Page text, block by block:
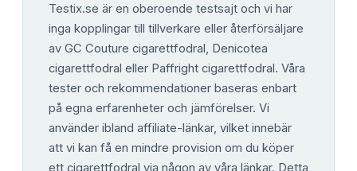
Testix.se är en oberoende testsajt och vi har
inga kopplingar till tillverkare eller återförsäljare
av GC Couture cigarettfodral, Denicotea
cigarettfodral eller Paffright cigarettfodral. Våra
tester och rekommendationer baseras enbart
på egna erfarenheter och jämförelser. Vi
använder ibland affiliate-länkar, vilket innebär
att vi kan få en mindre provision om du köper
ett cigarettfodral via någon av våra länkar. Detta